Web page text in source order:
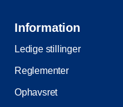
Information
Ledige stillinger
Reglementer
Ophavsret